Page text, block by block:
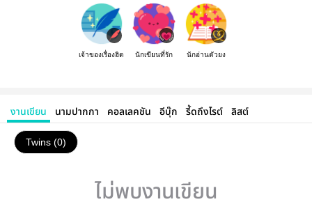
เจ้าของเรื่องฮิต นักเขียนที่รัก นักอ่านตัวยง
งานเขียน นามปากกา คอลเลคชัน อีบุ๊ก รี้ดถึงไรต์ ลิสต์
Twins (0)
ไม่พบงานเขียน